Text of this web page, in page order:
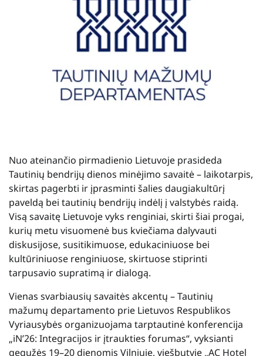
Nuo ateinančio pirmadienio Lietuvoje prasideda
Tautinių bendrijų dienos minėjimo savaitė – laikotarpis,
skirtas pagerbti ir įprasminti šalies daugiakultūrį
paveldą bei tautinių bendrijų indėlį į valstybės raidą.
Visą savaitę Lietuvoje vyks renginiai, skirti šiai progai,
kurių metu visuomenė bus kviečiama dalyvauti
diskusijose, susitikimuose, edukaciniuose bei
kultūriniuose renginiuose, skirtuose stiprinti
tarpusavio supratimą ir dialogą.
Vienas svarbiausių savaitės akcentų – Tautinių
mažumų departamento prie Lietuvos Respublikos
Vyriausybės organizuojama tarptautinė konferencija
„iN’26: Integracijos ir įtraukties forumas“, vyksianti
gegužės 19–20 dienomis Vilniuje, viešbutyje „AC Hotel